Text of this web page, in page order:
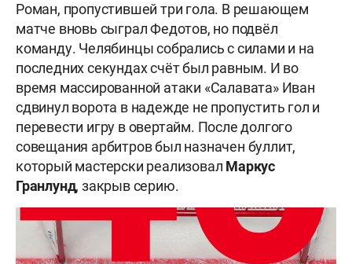
Роман, пропустившей три гола. В решающем
матче вновь сыграл Федотов, но подвёл
команду. Челябинцы собрались с силами и на
последних секундах счёт был равным. И во
время массированной атаки «Салавата» Иван
сдвинул ворота в надежде не пропустить гол и
перевести игру в овертайм. После долгого
совещания арбитров был назначен буллит,
который мастерски реализовал Маркус
Гранлунд, закрыв серию.